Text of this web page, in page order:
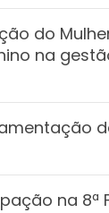
do
na
na 8ª